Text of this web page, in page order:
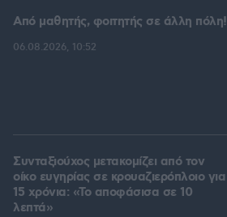
Από μαθητής, φοιτητής σε άλλη πόλη!
06.08.2026, 10:52
Συνταξιούχος μετακομίζει από τον
οίκο ευγηρίας σε κρουαζιερόπλοιο για
15 χρόνια: «Το αποφάσισα σε 10
λεπτά»